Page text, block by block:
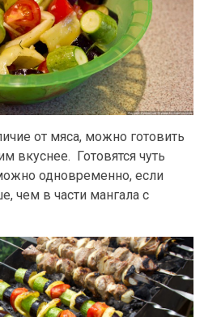
от мяса, можно готовить
вкуснее. Готовятся чуть
одновременно, если
чем в части мангала с